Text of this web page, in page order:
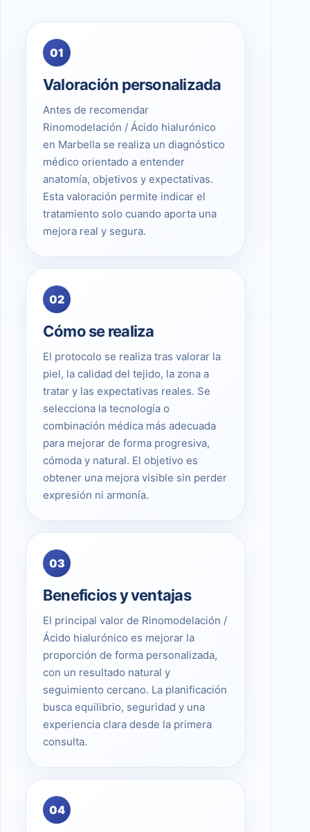
01
Valoración personalizada
Antes de recomendar
Rinomodelación / Ácido hialurónico
en Marbella se realiza un diagnóstico
médico orientado a entender
anatomía, objetivos y expectativas.
Esta valoración permite indicar el
tratamiento solo cuando aporta una
mejora real y segura.
02
Cómo se realiza
El protocolo se realiza tras valorar la
piel, la calidad del tejido, la zona a
tratar y las expectativas reales. Se
selecciona la tecnología o
combinación médica más adecuada
para mejorar de forma progresiva,
cómoda y natural. El objetivo es
obtener una mejora visible sin perder
expresión ni armonía.
03
Beneficios y ventajas
El principal valor de Rinomodelación /
Ácido hialurónico es mejorar la
proporción de forma personalizada,
con un resultado natural y
seguimiento cercano. La planificación
busca equilibrio, seguridad y una
experiencia clara desde la primera
consulta.
04